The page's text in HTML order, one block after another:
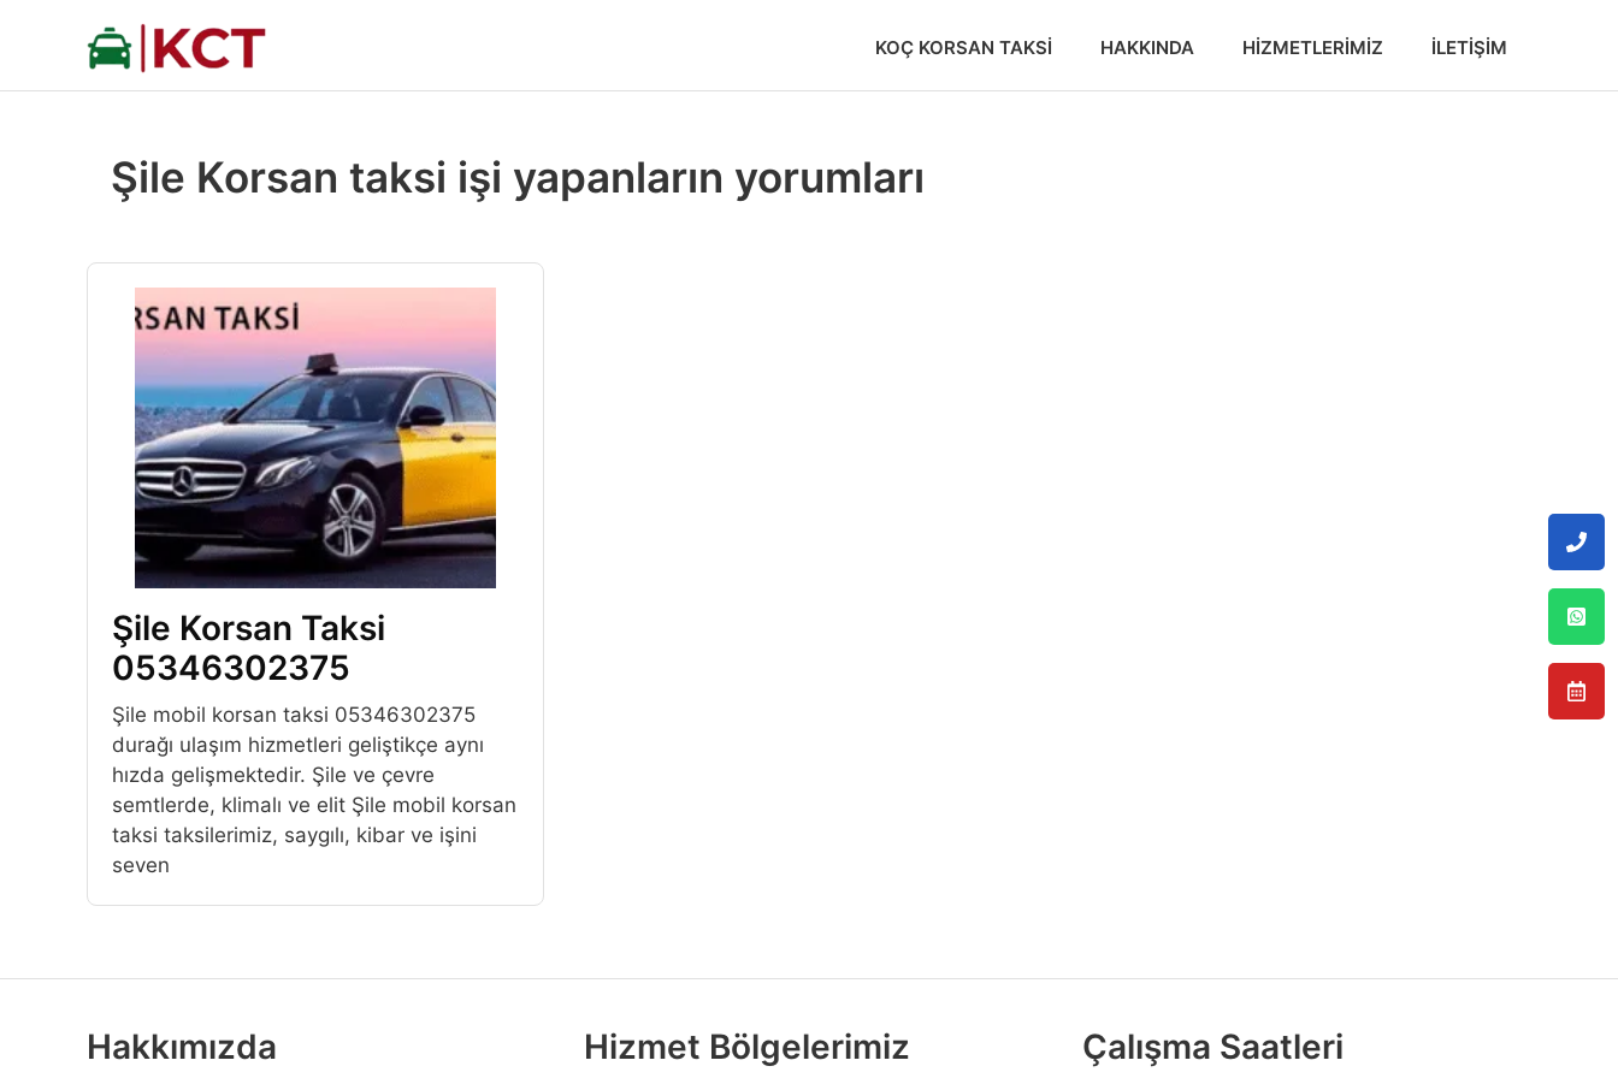
KOÇ KORSAN TAKSI HAKKINDA HIZMETLERIMIZ İLETIŞIM
Şile Korsan taksi işi yapanların yorumları
Şile Korsan Taksi
05346302375
Şile mobil korsan taksi 05346302375
durağı ulaşım hizmetleri geliştikçe aynı
hızda gelişmektedir. Şile ve çevre
semtlerde, klimalı ve elit Şile mobil korsan
taksi taksilerimiz, saygılı, kibar ve işini
seven
Hakkımızda Hizmet Bölgelerimiz Çalışma Saatleri